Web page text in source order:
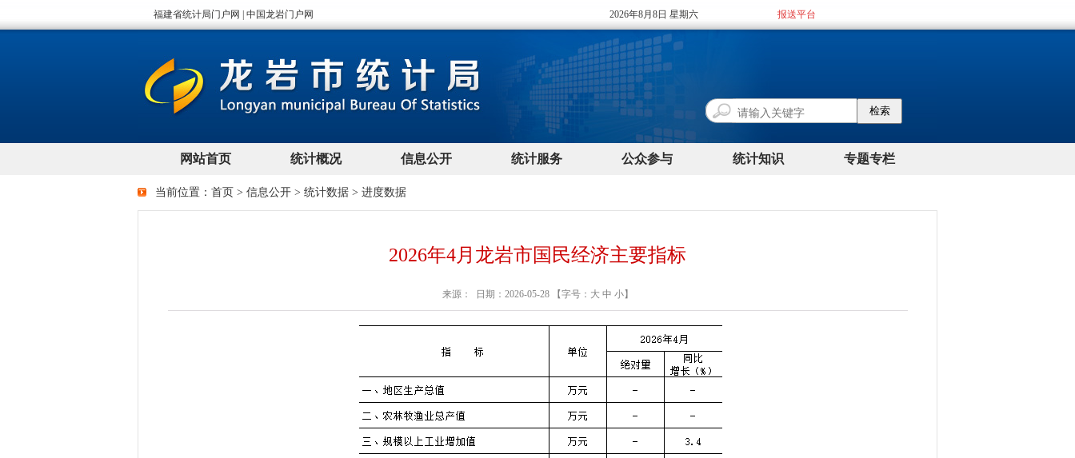
当前位置： 首页 > 信息公开 > 统计数据 > 进度数据
2026年4月龙岩市国民经济主要指标
来源： 日期：2026-05-28 【字号： 大 中 小】